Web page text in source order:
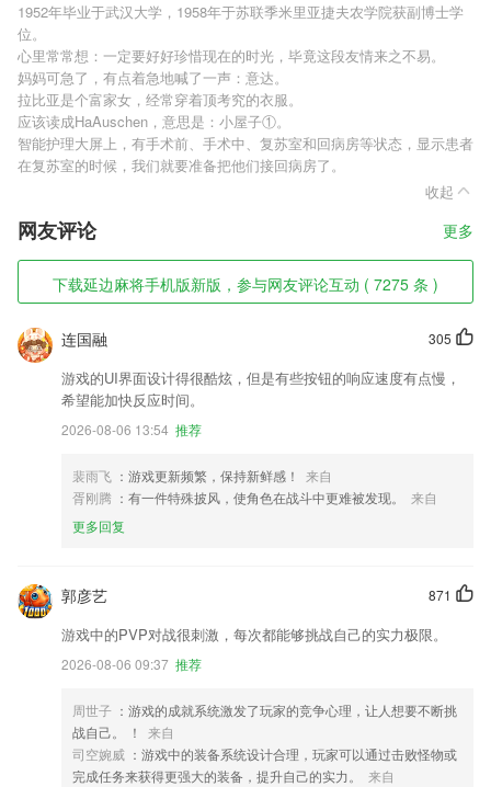
1952年毕业于武汉大学，1958年于苏联季米里亚捷夫农学院获副博士学
位。
心里常常想：一定要好好珍惜现在的时光，毕竟这段友情来之不易。
妈妈可急了，有点着急地喊了一声：意达。
拉比亚是个富家女，经常穿着顶考究的衣服。
应该读成HaAuschen，意思是：小屋子①。
智能护理大屏上，有手术前、手术中、复苏室和回病房等状态，显示患者
在复苏室的时候，我们就要准备把他们接回病房了。
收起
网友评论 更多
下载延边麻将手机版新版，参与网友评论互动 ( 7275 条 )
305
连国融
游戏的UI界面设计得很酷炫，但是有些按钮的响应速度有点慢，
希望能加快反应时间。
2026-08-06 13:54 推荐
裴雨飞 ：游戏更新频繁，保持新鲜感！
来自
胥刚腾 ：有一件特殊披风，使角色在战斗中更难被发现。
来自
更多回复
871
郭彦艺
游戏中的PVP对战很刺激，每次都能够挑战自己的实力极限。
2026-08-06 09:37 推荐
周世子 ：游戏的成就系统激发了玩家的竞争心理，让人想要不断挑
战自己。 ！
来自
司空婉威 ：游戏中的装备系统设计合理，玩家可以通过击败怪物或
完成任务来获得更强大的装备，提升自己的实力。
来自